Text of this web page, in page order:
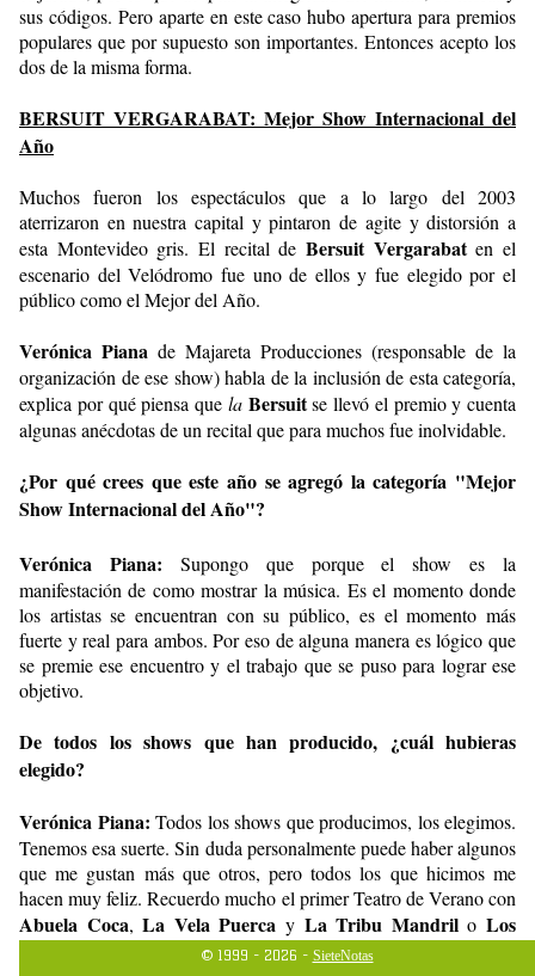
sus códigos. Pero aparte en este caso hubo apertura para premios
populares que por supuesto son importantes. Entonces acepto los
dos de la misma forma.
BERSUIT VERGARABAT: Mejor Show Internacional del
Año
Muchos fueron los espectáculos que a lo largo del 2003
aterrizaron en nuestra capital y pintaron de agite y distorsión a
esta Montevideo gris. El recital de Bersuit Vergarabaten el
escenario del Velódromo fue uno de ellos y fue elegido por el
público como el Mejor del Año.
Verónica Piana de Majareta Producciones (responsable de la
organización de ese show) habla de la inclusión de esta categoría,
explica por qué piensa que la Bersuitse llevó el premio y cuenta
algunas anécdotas de un recital que para muchos fue inolvidable.
¿Por qué crees que este año se agregó la categoría "Mejor
Show Internacional del Año"?
Verónica Piana: Supongo que porque el show es la
manifestación de como mostrar la música. Es el momento donde
los artistas se encuentran con su público, es el momento más
fuerte y real para ambos. Por eso de alguna manera es lógico que
se premie ese encuentro y el trabajo que se puso para lograr ese
objetivo.
De todos los shows que han producido, ¿cuál hubieras
elegido?
Verónica Piana: Todos los shows que producimos, los elegimos.
Tenemos esa suerte. Sin duda personalmente puede haber algunos
que me gustan más que otros, pero todos los que hicimos me
hacen muy feliz. Recuerdo mucho el primer Teatro de Verano con
Abuela Coca,La Vela Puerca y La Tribu MandriloLos
en el Velódromo, la gira por el interior con
© 1999 - 2026 - SieteNotas